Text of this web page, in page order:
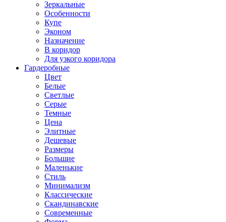
Зеркальные
Особенности
Купе
Эконом
Назначение
В коридор
Для узкого коридора
Гардеробные
Цвет
Белые
Светлые
Серые
Темные
Цена
Элитные
Дешевые
Размеры
Большие
Маленькие
Стиль
Минимализм
Классические
Скандинавские
Современные